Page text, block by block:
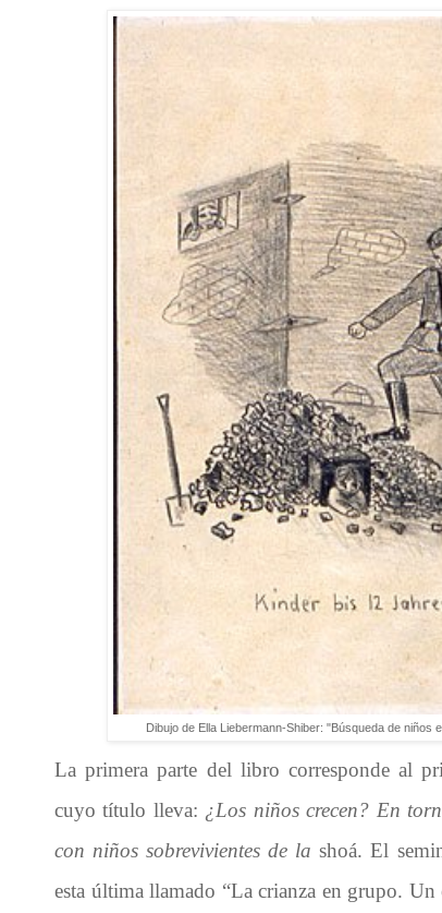
Dibujo de Ella Liebermann-Shiber: "Búsqueda de
La primera parte del libro corresponde al
cuyo título lleva: ¿Los niños crecen? En
con niños sobrevivientes de lashoá. El
esta última llamado “La crianza en grupo.